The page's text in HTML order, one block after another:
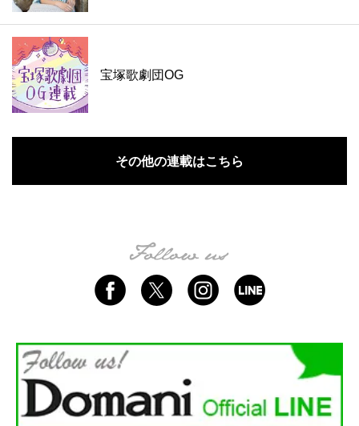
宝塚歌劇団OG
その他の連載はこちら